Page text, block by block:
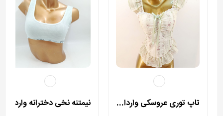
تاپ توری عروسکی وارداتی مدل 8813